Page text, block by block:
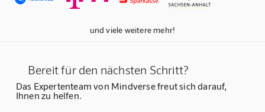
und viele weitere mehr!
Bereit für den nächsten Schritt?
Das Expertenteam von Mindverse freut sich darauf,
Ihnen zu helfen.